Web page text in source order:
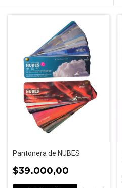
Pantonera de NUBES
$39.000,00